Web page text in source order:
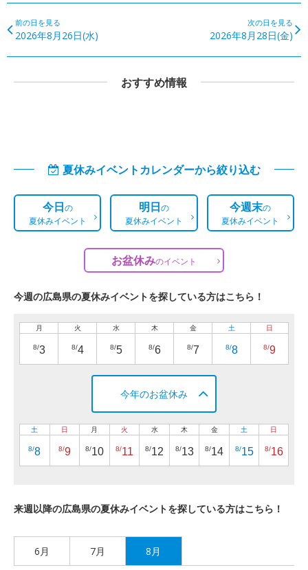
前の日を見る
2026年8月26日(水)
次の日を見る
2026年8月28日(金)
おすすめ情報
夏休みイベントカレンダーから絞り込む
今日の
夏休みイベント
明日の
夏休みイベント
今週末の
夏休みイベント
お盆休みのイベント
今週の広島県の夏休みイベントを探している方はこちら！
月
8/3
火
8/4
水
8/5
木
8/6
金
8/7
土
8/8
日
8/9
今年のお盆休み
土
8/8
日
8/9
月
8/10
火
8/11
水
8/12
木
8/13
金
8/14
土
8/15
日
8/16
来週以降の広島県の夏休みイベントを探している方はこちら！
6月 7月 8月